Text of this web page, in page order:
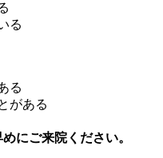
る
る
がある
にご来院ください。